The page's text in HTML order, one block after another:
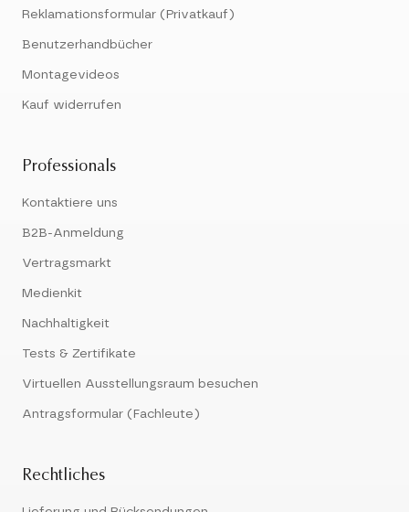
Reklamationsformular (Privatkauf)
Benutzerhandbücher
Montagevideos
Kauf widerrufen
Professionals
Kontaktiere uns
B2B-Anmeldung
Vertragsmarkt
Medienkit
Nachhaltigkeit
Tests & Zertifikate
Virtuellen Ausstellungsraum besuchen
Antragsformular (Fachleute)
Rechtliches